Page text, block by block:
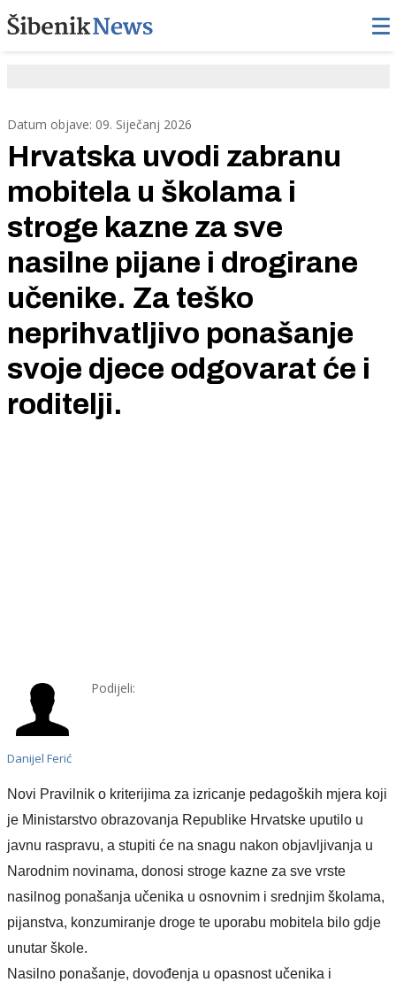
Datum objave: 09. Siječanj 2026
Hrvatska uvodi zabranu
mobitela u školama i
stroge kazne za sve
nasilne pijane i drogirane
učenike. Za teško
neprihvatljivo ponašanje
svoje djece odgovarat će i
roditelji.
Danijel Ferić
Podijeli:
Novi Pravilnik o kriterijima za izricanje pedagoških mjera koji
je Ministarstvo obrazovanja Republike Hrvatske uputilo u
javnu raspravu, a stupiti će na snagu nakon objavljivanja u
Narodnim novinama, donosi stroge kazne za sve vrste
nasilnog ponašanja učenika u osnovnim i srednjim školama,
pijanstva, konzumiranje droge te uporabu mobitela bilo gdje
unutar škole.
Nasilno ponašanje, dovođenja u opasnost učenika i